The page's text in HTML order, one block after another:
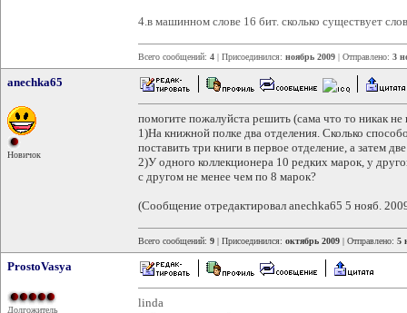
4.в машинном слове 16 бит. сколько существует
Всего сообщений: 4 | Присоединился: ноябрь 2009 | Отправлено: 3
anechka65
Новичок
помогите пожалуйста решить (сама что то никак
1)На книжной полке два отделения. Сколько
поставить три книги в первое отделение, а затем
2)У одного коллекционера 10 редких марок, у
с другом не менее чем по 8 марок?
(Сообщение отредактировал anechka65 5 нояб.
Всего сообщений: 9 | Присоединился: октябрь 2009 | Отправлено: 5
ProstoVasya
Долгожитель
linda